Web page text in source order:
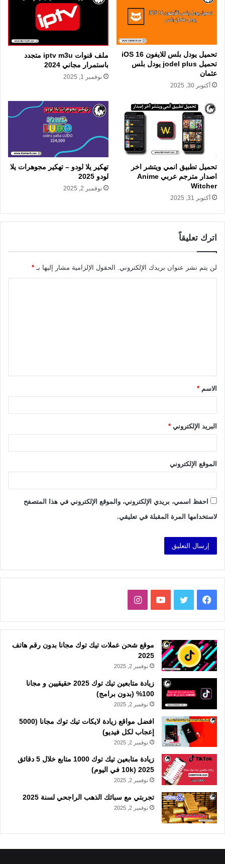
تحميل يودل بلس للايفون iOS 16
تحميل jodel plus يودل بلس
عثمان
أكتوبر 30, 2025
ملف قنوات iptv m3u متجدد
باستمرار مجاني 2024
نوفمبر 1, 2025
تحميل تطبيق انمي ويتشر اخر
اصدار مترجم عربي Anime
Witcher
أكتوبر 31, 2025
تهكير يلا لودو – تهكير مجوهرات يلا
لودو 2025
نوفمبر 2, 2025
اترك تعليقاً
لن يتم نشر عنوان بريدك الإلكتروني. الحقول الإلزامية مشار إليها بـ *
ق
*الاسم *
البريد الإلكتروني *
الموقع الإلكتروني
احفظ اسمي، بريدي الإلكتروني، والموقع الإلكتروني في هذا المتصفح
لاستخدامها المرة المقبلة في تعليقي.
فيسبوك تويتر يوتيوبانستقرام
موقع شحن عملات تيك توك مجانا بدون رقم هاتف
2025
نوفمبر 2, 2025
زيادة متابعين تيك توك 2025 حقيقيين و مجانا
100% (بدون برامج)
نوفمبر 2, 2025
افضل مواقع زيادة لايكات تيك توك مجانا (5000
إعجاب لكل فيديو)
نوفمبر 2, 2025
زيادة متابعين تيك توك 1000 متابع خلال 5 دقائق
2025 (10k في اليوم)
نوفمبر 2, 2025
تجربتي مع سبائك الذهب الراجحي لسنة 2025
نوفمبر 2, 2025